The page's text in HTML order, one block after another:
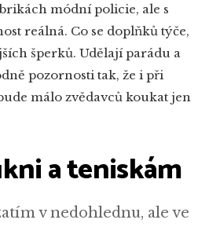
módní policie, ale s
reálná. Co se doplňků týče,
šperků. Udělají parádu a
pozornosti tak, že i při
málo zvědavců koukat jen
a teniskám
v nedohlednu, ale ve